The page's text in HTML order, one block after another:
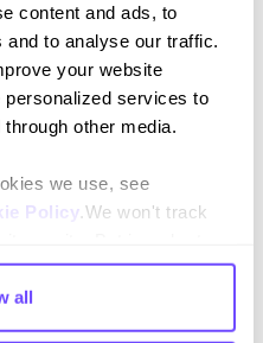
content and ads, to
to analyse our traffic.
your website
services to
other media.
we use, see
Policy .We won't track
we'll have to use just one
to make this choice
all